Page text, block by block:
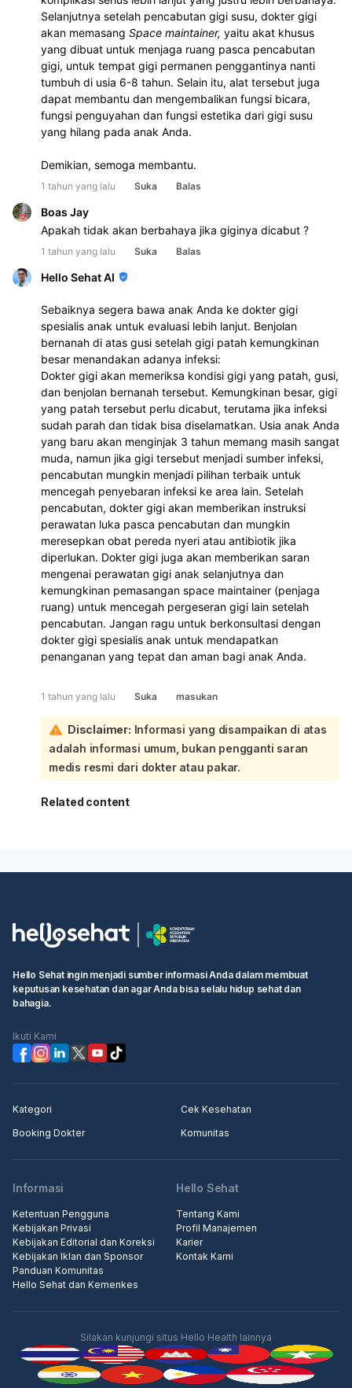
Selanjutnya setelah pencabutan gigi susu, dokter gigi
akan memasang Space maintainer, yaitu akat khusus
yang dibuat untuk menjaga ruang pasca pencabutan
gigi, untuk tempat gigi permanen penggantinya nanti
tumbuh di usia 6-8 tahun. Selain itu, alat tersebut juga
dapat membantu dan mengembalikan fungsi bicara,
fungsi penguyahan dan fungsi estetika dari gigi susu
yang hilang pada anak Anda.
Demikian, semoga membantu.
1 tahun yang lalu Suka Balas
Boas Jay
Apakah tidak akan berbahaya jika giginya dicabut ?
1 tahun yang lalu Suka Balas
Hello Sehat AI
Sebaiknya segera bawa anak Anda ke dokter gigi
spesialis anak untuk evaluasi lebih lanjut. Benjolan
bernanah di atas gusi setelah gigi patah kemungkinan
besar menandakan adanya infeksi:
Dokter gigi akan memeriksa kondisi gigi yang patah, gusi,
dan benjolan bernanah tersebut. Kemungkinan besar, gigi
yang patah tersebut perlu dicabut, terutama jika infeksi
sudah parah dan tidak bisa diselamatkan. Usia anak Anda
yang baru akan menginjak 3 tahun memang masih sangat
muda, namun jika gigi tersebut menjadi sumber infeksi,
pencabutan mungkin menjadi pilihan terbaik untuk
mencegah penyebaran infeksi ke area lain. Setelah
pencabutan, dokter gigi akan memberikan instruksi
perawatan luka pasca pencabutan dan mungkin
meresepkan obat pereda nyeri atau antibiotik jika
diperlukan. Dokter gigi juga akan memberikan saran
mengenai perawatan gigi anak selanjutnya dan
kemungkinan pemasangan space maintainer (penjaga
ruang) untuk mencegah pergeseran gigi lain setelah
pencabutan. Jangan ragu untuk berkonsultasi dengan
dokter gigi spesialis anak untuk mendapatkan
penanganan yang tepat dan aman bagi anak Anda.
1 tahun yang lalu Suka masukan
Disclaimer: Informasi yang disampaikan di atas
adalah informasi umum, bukan pengganti saran
medis resmi dari dokter atau pakar.
Related content
Hello Sehat ingin menjadi sumber informasi Anda dalam membuat
keputusan kesehatan dan agar Anda bisa selalu hidup sehat dan
bahagia.
Ikuti Kami
Kategori
Cek Kesehatan
Booking Dokter
Komunitas
Informasi
Ketentuan Pengguna
Kebijakan Privasi
Kebijakan Editorial dan Koreksi
Kebijakan Iklan dan Sponsor
Panduan Komunitas
Hello Sehat dan Kemenkes
Hello Sehat
Tentang Kami
Profil Manajemen
Karier
Kontak Kami
Silakan kunjungi situs Hello Health lainnya